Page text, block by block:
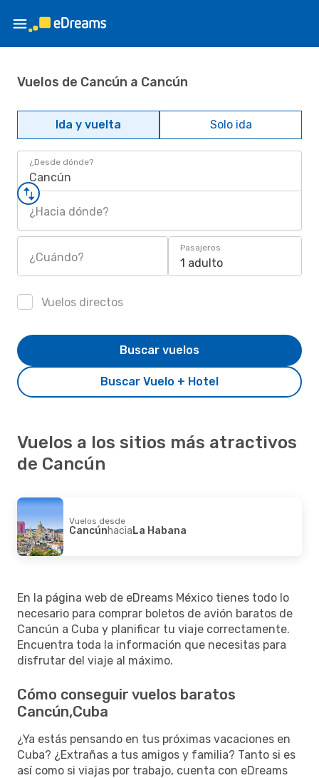
Vuelos de Cancún a Cancún
Ida y vuelta Solo ida
¿Desde dónde?
Cancún
¿Hacia dónde?
¿Cuándo?
Pasajeros
1 adulto
Vuelos directos
Buscar Vuelo + Hotel
Buscar vuelos
Vuelos a los sitios más atractivos
de Cancún
Vuelos desde
CancúnhaciaLa Habana
En la página web de eDreams México tienes todo lo
necesario para comprar boletos de avión baratos de
Cancún a Cuba y planificar tu viaje correctamente.
Encuentra toda la información que necesitas para
disfrutar del viaje al máximo.
Cómo conseguir vuelos baratos
Cancún,Cuba
¿Ya estás pensando en tus próximas vacaciones en
Cuba? ¿Extrañas a tus amigos y familia? Tanto si es
así como si viajas por trabajo, cuenta con eDreams